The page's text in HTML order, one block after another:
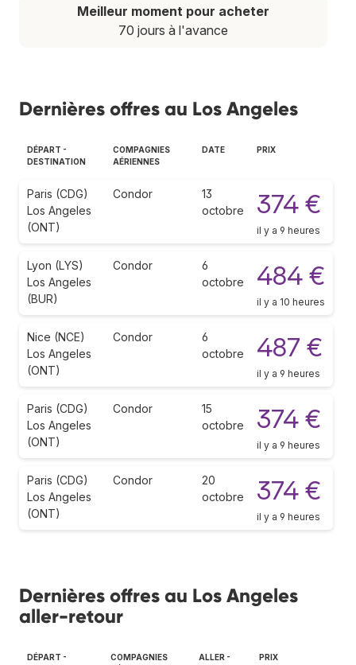
Meilleur moment pour acheter
70 jours à l'avance
Dernières offres au Los Angeles
DÉPART -
DESTINATION
COMPAGNIES
AÉRIENNES
DATE PRIX
Paris (CDG)
Los Angeles
(ONT)
Condor
13
octobre
374 €
il y a 9 heures
Lyon (LYS)
Los Angeles
(BUR)
Condor
6
octobre
484 €
il y a 10 heures
Nice (NCE)
Los Angeles
(ONT)
Condor
6
octobre
487 €
il y a 9 heures
Paris (CDG)
Los Angeles
(ONT)
Condor
15
octobre
374 €
il y a 9 heures
Paris (CDG)
Los Angeles
(ONT)
Condor
20
octobre
374 €
il y a 9 heures
Dernières offres au Los Angeles
aller-retour
DÉPART -
COMPAGNIES
ALLER -
PRIX